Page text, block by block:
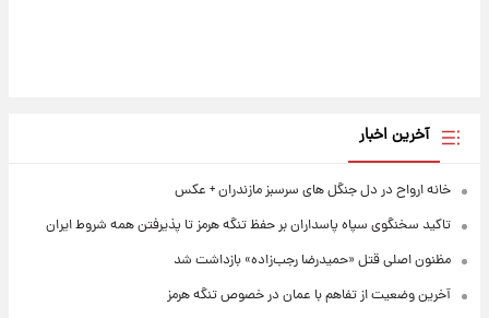
آخرین اخبار
خانه ارواح در دل جنگل های سرسبز مازندران + عکس
تاکید سخنگوی سپاه پاسداران بر حفظ تنگه هرمز تا پذیرفتن همه شروط ایران
مظنون اصلی قتل «حمیدرضا رجب‌زاده» بازداشت شد
آخرین وضعیت از تفاهم با عمان در خصوص تنگه هرمز